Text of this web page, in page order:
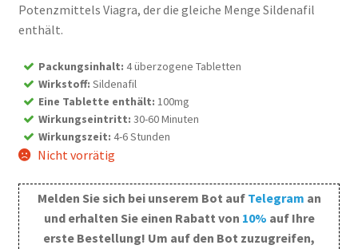
Potenzmittels Viagra, der die gleiche Menge Sildenafil
enthält.
Packungsinhalt: 4 überzogene Tabletten
Wirkstoff: Sildenafil
Eine Tablette enthält: 100mg
Wirkungseintritt: 30-60 Minuten
Wirkungszeit: 4-6 Stunden
Nicht vorrätig
Melden Sie sich bei unserem Bot auf Telegram an
und erhalten Sie einen Rabatt von 10% auf Ihre
erste Bestellung! Um auf den Bot zuzugreifen,